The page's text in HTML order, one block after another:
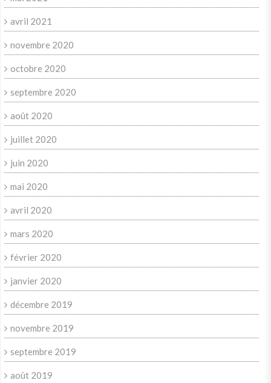
avril 2021
novembre 2020
octobre 2020
septembre 2020
août 2020
juillet 2020
juin 2020
mai 2020
avril 2020
mars 2020
février 2020
janvier 2020
décembre 2019
novembre 2019
septembre 2019
août 2019